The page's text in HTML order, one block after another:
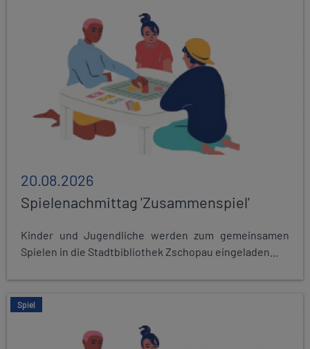
20.08.2026
Spielenachmittag 'Zusammenspiel'
Kinder und Jugendliche werden zum gemeinsamen
Spielen in die Stadtbibliothek Zschopau eingeladen...
Spiel